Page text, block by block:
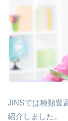
JINSでは種類豊
紹介しました。